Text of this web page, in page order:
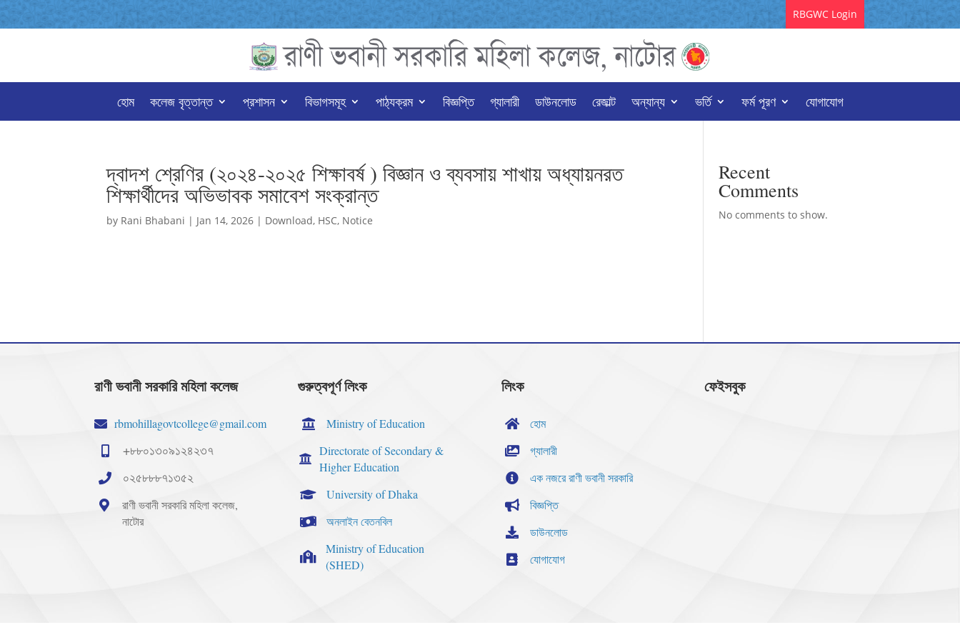
RBGWC Login
হোম কলেজ বৃত্তান্ত প্রশাসন বিভাগসমূহ পাঠ্যক্রম বিজ্ঞপ্তি গ্যালারী ডাউনলোড রেজাল্ট অন্যান্য ভর্তি ফর্ম পূরণ যোগাযোগ
দ্বাদশ শ্রেণির (২০২৪-২০২৫ শিক্ষাবর্ষ ) বিজ্ঞান ও ব্যবসায় শাখায় অধ্যায়নরত
শিক্ষার্থীদের অভিভাবক সমাবেশ সংক্রান্ত
by Rani Bhabani | Jan 14, 2026 | Download, HSC, Notice
Recent
Comments
No comments to show.
রাণী ভবানী সরকারি মহিলা কলেজ
rbmohillagovtcollege@gmail.com
+৮৮০১৩০৯১২৪২৩৭
০২৫৮৮৮৭১৩৫২
রাণী ভবানী সরকারি মহিলা কলেজ,
নাটোর
গুরুত্বপূর্ণ লিংক
Ministry of Education
Directorate of Secondary &
Higher Education
University of Dhaka
অনলাইন বেতনবিল
Ministry of Education
(SHED)
লিংক
হোম
গ্যালারী
এক নজরে রাণী ভবানী সরকারি
বিজ্ঞপ্তি
ডাউনলোড
যোগাযোগ
ফেইসবুক